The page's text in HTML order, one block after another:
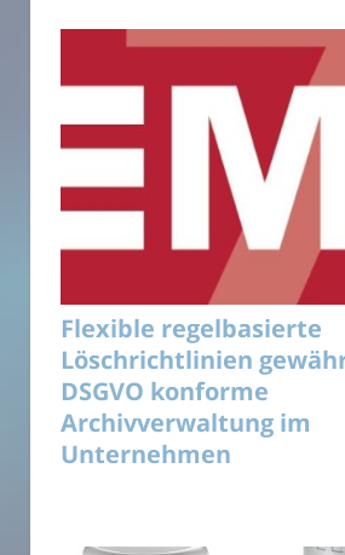
Flexible regelbasierte
Löschrichtlinien
DSGVO konforme
Archivverwaltung im
Unternehmen